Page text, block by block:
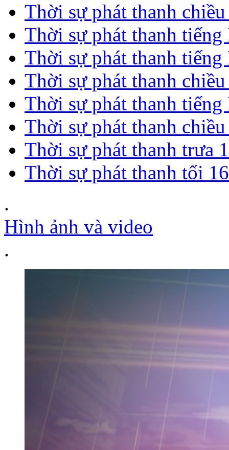
Thời sự phát thanh
Thời sự phát thanh
Thời sự phát thanh
Thời sự phát thanh
Thời sự phát thanh
Thời sự phát thanh
Thời sự phát thanh trưa
Thời sự phát thanh tối
.
Hình ảnh và video
.